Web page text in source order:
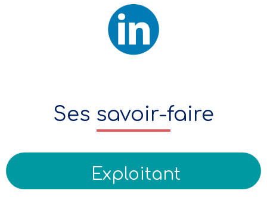
Ses savoir-faire
Exploitant